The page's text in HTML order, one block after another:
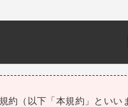
約（以下「本規約」とい